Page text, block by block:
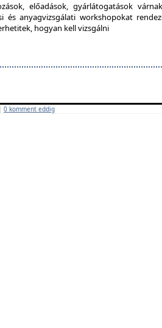
előadások, gyárlátogatások
és anyagvizsgálati workshopokat
hogyan kell vizsgálni
0 komment eddig